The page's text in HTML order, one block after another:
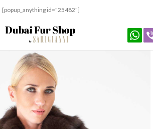
[popup_anything id="25482"]